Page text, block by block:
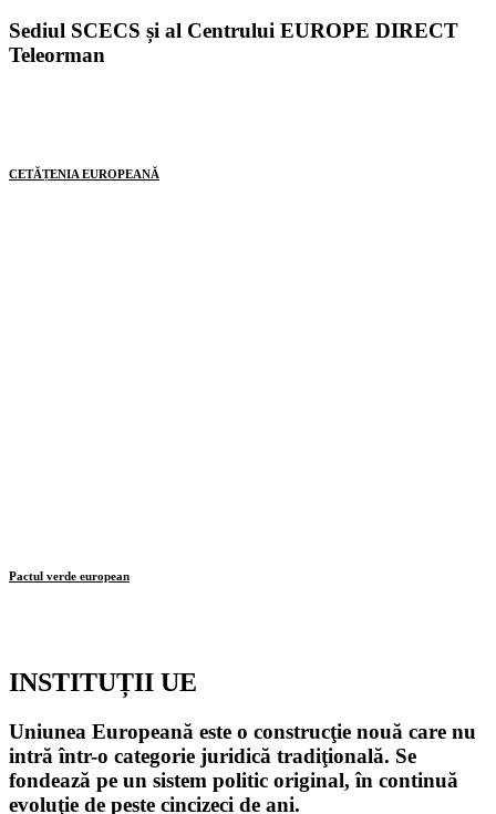
Sediul SCECS și al Centrului EUROPE DIRECT
Teleorman
INSTITUȚII UE
Uniunea Europeană este o construcţie nouă care nu
intră într-o categorie juridică tradiţională. Se
fondează pe un sistem politic original, în continuă
evoluţie de peste cincizeci de ani.
CETĂȚENIA EUROPEANĂ
Pactul verde european